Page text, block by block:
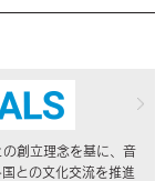
創立理念を基に、音
との文化交流を推進